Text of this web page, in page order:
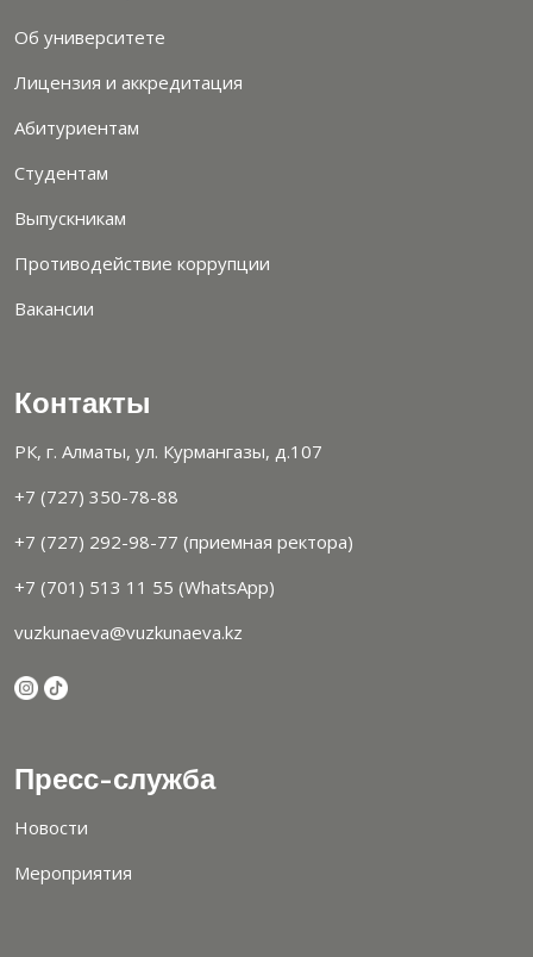
Об университете
Лицензия и аккредитация
Абитуриентам
Студентам
Выпускникам
Противодействие коррупции
Вакансии
Контакты
РК, г. Алматы, ул. Курмангазы, д.107
+7 (727) 350-78-88
+7 (727) 292-98-77 (приемная ректора)
+7 (701) 513 11 55 (WhatsApp)
vuzkunaeva@vuzkunaeva.kz
Пресс-служба
Новости
Мероприятия